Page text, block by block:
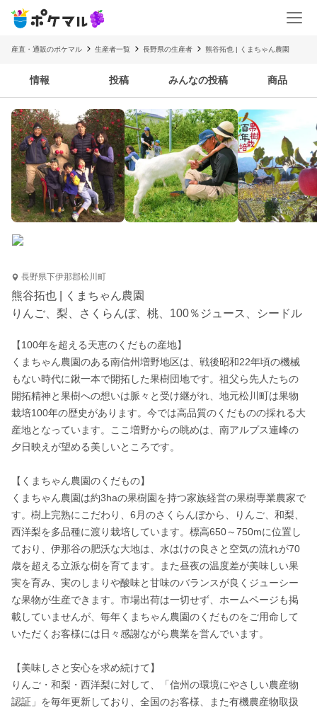
産直・通販のポケマル 生産者一覧 長野県の生産者 熊谷拓也 | くまちゃん農園
情報 投稿 みんなの投稿 商品
長野県下伊那郡松川町
熊谷拓也 | くまちゃん農園
りんご、梨、さくらんぼ、桃、100％ジュース、シードル
【100年を超える天恵のくだもの産地】
くまちゃん農園のある南信州増野地区は、戦後昭和22年頃の機械
もない時代に鍬一本で開拓した果樹団地です。祖父ら先人たちの
開拓精神と果樹への想いは脈々と受け継がれ、地元松川町は果物
栽培100年の歴史があります。今では高品質のくだものの採れる大
産地となっています。ここ増野からの眺めは、南アルプス連峰の
夕日映えが望める美しいところです。
【くまちゃん農園のくだもの】
くまちゃん農園は約3haの果樹園を持つ家族経営の果樹専業農家で
す。樹上完熟にこだわり、6月のさくらんぼから、りんご、和梨、
西洋梨を多品種に渡り栽培しています。標高650～750mに位置し
ており、伊那谷の肥沃な大地は、水はけの良さと空気の流れが70
歳を超える立派な樹を育てます。また昼夜の温度差が美味しい果
実を育み、実のしまりや酸味と甘味のバランスが良くジューシー
な果物が生産できます。市場出荷は一切せず、ホームページも掲
載していませんが、毎年くまちゃん農園のくだものをご用命して
いただくお客様には日々感謝ながら農業を営んでいます。
【美味しさと安心を求め続けて】
りんご・和梨・西洋梨に対して、「信州の環境にやさしい農産物
認証」を毎年更新しており、全国のお客様、また有機農産物取扱